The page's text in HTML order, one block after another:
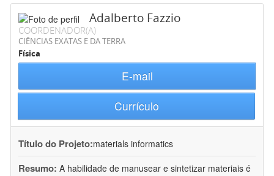
Adalberto Fazzio
COORDENADOR(A)
CIÊNCIAS EXATAS E DA TERRA
Física
E-mail
Currículo
Título do Projeto:materials informatics
Resumo: A habilidade de manusear e sintetizar materiais é